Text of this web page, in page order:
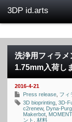
洗浄用フィラメ
1.75mm入荷し
2016-4-21
Press release フィ
3D bioprinting 3D-
c2renew, Dyna-
Makerbot MOMENT
ント
材料